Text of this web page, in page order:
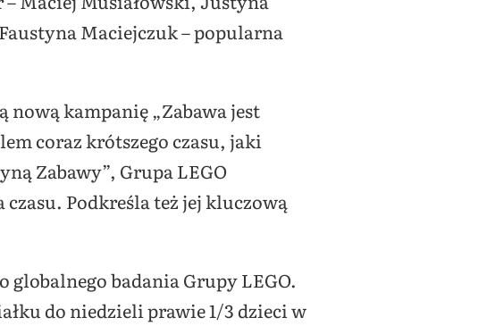
Maciejczuk – popularna
nową kampanię „Zabawa jest
coraz krótszego czasu, jaki
Zabawy”, Grupa LEGO
Podkreśla też jej kluczową
badania Grupy LEGO.
do niedzieli prawie 1/3 dzieci w